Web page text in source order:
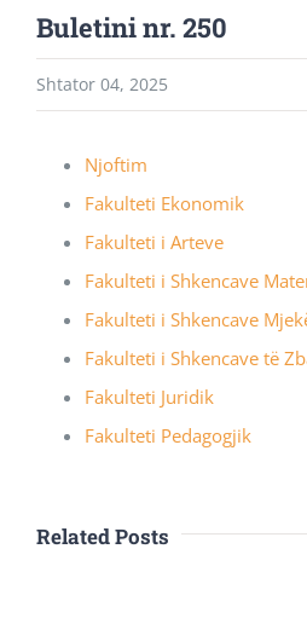
Buletini nr. 250
Shtator 04, 2025
Njoftim
Fakulteti Ekonomik
Fakulteti i Arteve
Fakulteti i Shkencave
Fakulteti i Shkencave
Fakulteti i Shkencave të
Fakulteti Juridik
Fakulteti Pedagogjik
Related Posts